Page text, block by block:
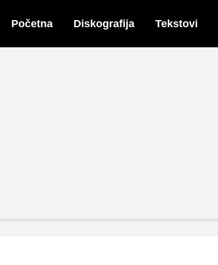
Početna Diskografija Tekstovi